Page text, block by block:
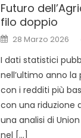
Futuro
filo doppio
28 Marzo 2026
I dati statistici
nell’ultimo anno
con i redditi più
con una riduzione
una analisi di
nel […]